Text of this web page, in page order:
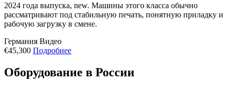
2024 года выпуска, new. Машины этого класса обычно
рассматривают под стабильную печать, понятную приладку и
рабочую загрузку в смене.
Германия Видео
€45,300 Подробнее
Оборудование в России